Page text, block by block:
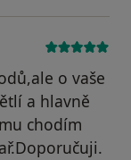
o vaše
a hlavně
chodím